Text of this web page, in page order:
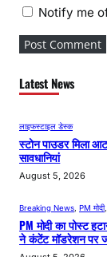
Notify me
Latest News
लाइफस्टाइल डेस्क
स्टोन पाउडर मिला
सावधानियां
August 5, 2026
Breaking News PM मोदी,
PM मोदी का पोस्ट
ने कंटेंट मॉडरेशन पर